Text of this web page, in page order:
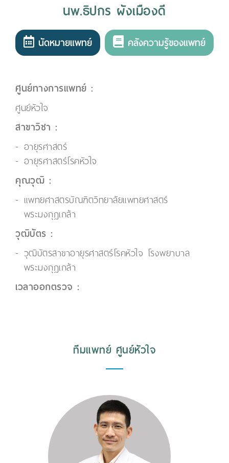
นพ.ธิปกร ผังเมืองดี
นัดหมายแพทย์ คลังความรู้ของแพทย์
ศูนย์ทางการแพทย์ :
ศูนย์หัวใจ
สาขาวิชา :
อายุรศาสตร์
อายุรศาสตร์โรคหัวใจ
คุณวุฒิ :
แพทยศาสตรบัณฑิตวิทยาลัยแพทยศาสตร์
พระมงกุฎเกล้า
วุฒิบัตร :
วุฒิบัตรสาขาอายุรศาสตร์โรคหัวใจ โรงพยาบาล
พระมงกุฎเกล้า
เวลาออกตรวจ :
ทีมแพทย์ ศูนย์หัวใจ